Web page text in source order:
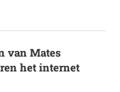
van Mates
het internet